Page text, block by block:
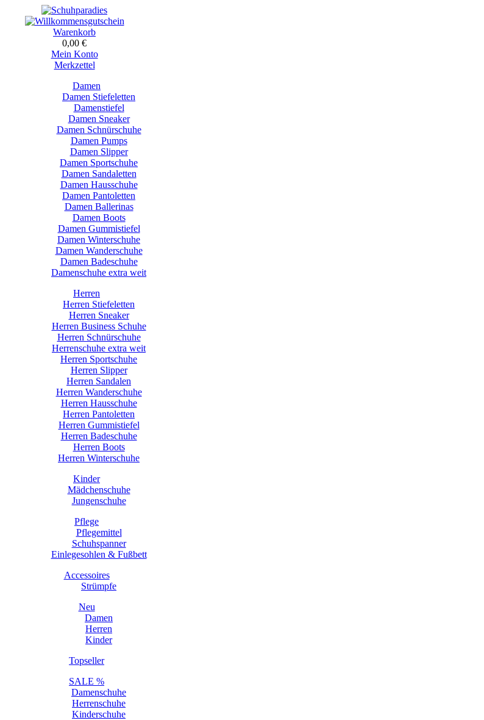
Warenkorb
0,00 €
Mein Konto
Merkzettel
Damen
Damen Stiefeletten
Damenstiefel
Damen Sneaker
Damen Schnürschuhe
Damen Pumps
Damen Slipper
Damen Sportschuhe
Damen Sandaletten
Damen Hausschuhe
Damen Pantoletten
Damen Ballerinas
Damen Boots
Damen Gummistiefel
Damen Winterschuhe
Damen Wanderschuhe
Damen Badeschuhe
Damenschuhe extra weit
Herren
Herren Stiefeletten
Herren Sneaker
Herren Business Schuhe
Herren Schnürschuhe
Herrenschuhe extra weit
Herren Sportschuhe
Herren Slipper
Herren Sandalen
Herren Wanderschuhe
Herren Hausschuhe
Herren Pantoletten
Herren Gummistiefel
Herren Badeschuhe
Herren Boots
Herren Winterschuhe
Kinder
Mädchenschuhe
Jungenschuhe
Pflege
Pflegemittel
Schuhspanner
Einlegesohlen & Fußbett
Accessoires
Strümpfe
Neu
Damen
Herren
Kinder
Topseller
SALE %
Damenschuhe
Herrenschuhe
Kinderschuhe